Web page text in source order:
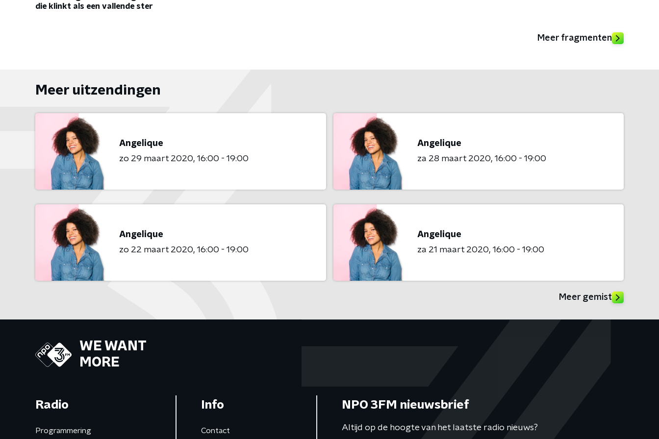
die klinkt als een vallende ster
Meer fragmenten
Meer uitzendingen
Angelique
zo 29 maart 2020 16:00 - 19:00
Angelique
za 28 maart 2020 16:00 - 19:00
Angelique
zo 22 maart 2020 16:00 - 19:00
Angelique
za 21 maart 2020 16:00 - 19:00
Meer gemist
WE WANT
MORE
Radio
Programmering
Info
Contact
NPO 3FM nieuwsbrief
Altijd op de hoogte van het laatste radio nieuws?